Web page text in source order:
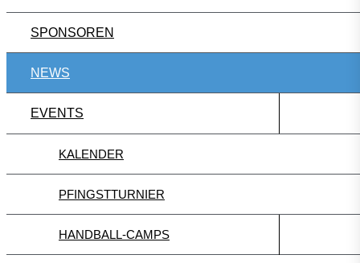
SPONSOREN
NEWS
EVENTS
KALENDER
PFINGSTTURNIER
HANDBALL-CAMPS